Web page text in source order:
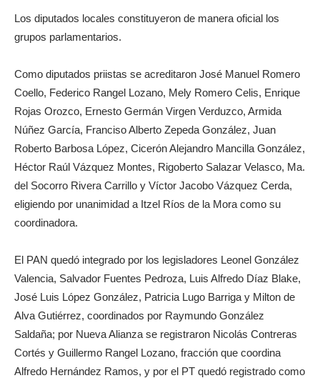
Los diputados locales constituyeron de manera oficial los
grupos parlamentarios.
Como diputados priistas se acreditaron José Manuel Romero
Coello, Federico Rangel Lozano, Mely Romero Celis, Enrique
Rojas Orozco, Ernesto Germán Virgen Verduzco, Armida
Núñez García, Franciso Alberto Zepeda González, Juan
Roberto Barbosa López, Cicerón Alejandro Mancilla González,
Héctor Raúl Vázquez Montes, Rigoberto Salazar Velasco, Ma.
del Socorro Rivera Carrillo y Víctor Jacobo Vázquez Cerda,
eligiendo por unanimidad a Itzel Ríos de la Mora como su
coordinadora.
El PAN quedó integrado por los legisladores Leonel González
Valencia, Salvador Fuentes Pedroza, Luis Alfredo Díaz Blake,
José Luis López González, Patricia Lugo Barriga y Milton de
Alva Gutiérrez, coordinados por Raymundo González
Saldaña; por Nueva Alianza se registraron Nicolás Contreras
Cortés y Guillermo Rangel Lozano, fracción que coordina
Alfredo Hernández Ramos, y por el PT quedó registrado como